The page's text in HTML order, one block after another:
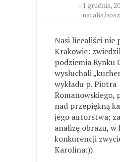
- 1 grudnia,
Nasi licealiści nie
Krakowie:
podziemia Rynku
wysłuchali
wykładu p. Piotra
Romanowskiego,
nad przepiękną
jego autorstwa;
analizę obrazu,
konkurencji
Karolina:))